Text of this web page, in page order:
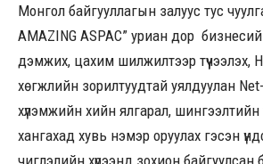
Монгол байгууллагын залуус тус
AMAZING ASPAC” уриан дор
дэмжих, цахим шилжилтээр түүчээлэх,
хөгжлийн зорилтуудтай уялдуулан
хүлэмжийн хийн ялгарал,
хангахад хувь нэмэр оруулах гэсэн
чиглэлийн хүрээнд зохион байгуулсан